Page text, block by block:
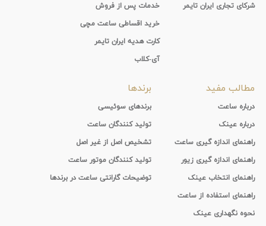
شرکای تجاری ایران تایمر
خدمات پس از فروش
خرید اقساطی ساعت مچی
کارت هدیه ایران تایمر
آی-کلاب
مطالب مفید
درباره ساعت
درباره عینک
راهنمای اندازه گیری ساعت
راهنمای اندازه گیری زیور
راهنمای انتخاب عینک
راهنمای استفاده از ساعت
نحوه نگهداری عینک
برندها
برندهای سوئیسی
تولید کنندگان ساعت
تشخیص اصل از غیر اصل
تولید کنندگان موتور ساعت
توضیحات گارانتی ساعت در برندها